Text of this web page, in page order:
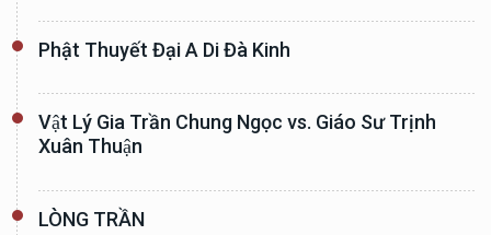
Phật Thuyết Đại A Di Đà Kinh
Vật Lý Gia Trần Chung Ngọc vs. Giáo Sư Trịnh
Xuân Thuận
LÒNG TRẦN